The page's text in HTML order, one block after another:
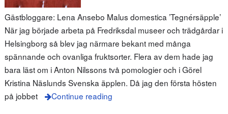
Gästbloggare: Lena Ansebo Malus domestica ’Tegnérsäpple’
När jag började arbeta på Fredriksdal museer och trädgårdar i
Helsingborg så blev jag närmare bekant med många
spännande och ovanliga fruktsorter. Flera av dem hade jag
bara läst om i Anton Nilssons två pomologier och i Görel
Kristina Näslunds Svenska äpplen. Då jag den första hösten
på jobbet
Continue reading